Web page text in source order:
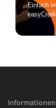
Informationen